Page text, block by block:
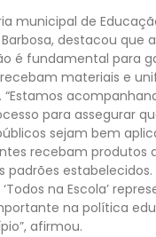
municipal de
destacou que a
é fundamental para
materiais e
“Estamos
para assegurar
sejam bem
recebam produtos
padrões estabelecidos.
na Escola’
na política
afirmou.